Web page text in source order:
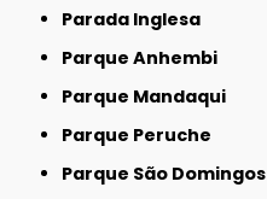
Parada Inglesa
Parque Anhembi
Parque Mandaqui
Parque Peruche
Parque São Domingos